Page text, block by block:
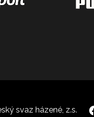
svaz házené, z.s.